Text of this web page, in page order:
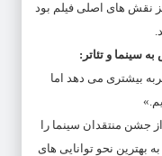
غزاله که جز نقش های اصلی فیلم بود
سینما و تئاتر:
بیشتری می دهد اما
از جشن منتقدان سینما را
بهترین نحو توانایی های